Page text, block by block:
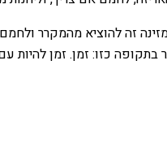
זה להוציא מהמקרר
בתקופה כזו: זמן. זמן